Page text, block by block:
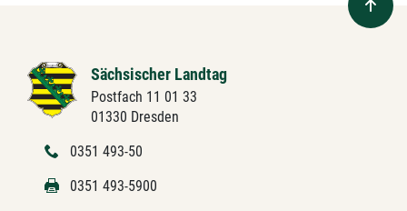
Sächsischer Landtag
Postfach 11 01 33
01330 Dresden
0351 493-50
0351 493-5900